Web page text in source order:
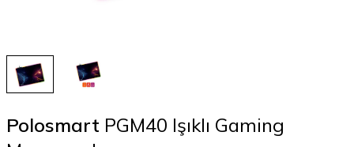
Polosmart PGM40 Işıklı Gaming